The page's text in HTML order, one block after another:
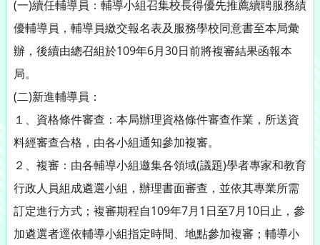
(一)續任輔導員：輔導小組召集校長得優先推薦續聘服務績
優輔導員，輔導員繳交報名表及服務學校同意書至本局彙
辦，後續由總召組於109年6月30日前將複審結果函報本
局。
(二)新進輔導員：
１、資格條件審查：本局辦理資格條件審查作業，所送資
料經審查合格，由各小組通知參加複審。
２、複審：由各輔導小組邀集各領域(議題)學者專家和教育
行政人員組成遴選小組，辦理書面審查，並依其專業所需
訂定進行方式；複審期程自109年7月1日至7月10日止，參
加遴選者逕依輔導小組指定時間、地點參加複審；輔導小